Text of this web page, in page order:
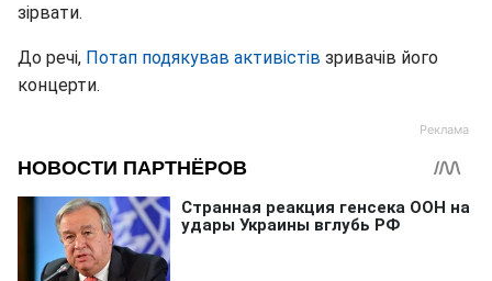
зірвати.
До речі, Потап подякував активістів зривачів його
концерти.